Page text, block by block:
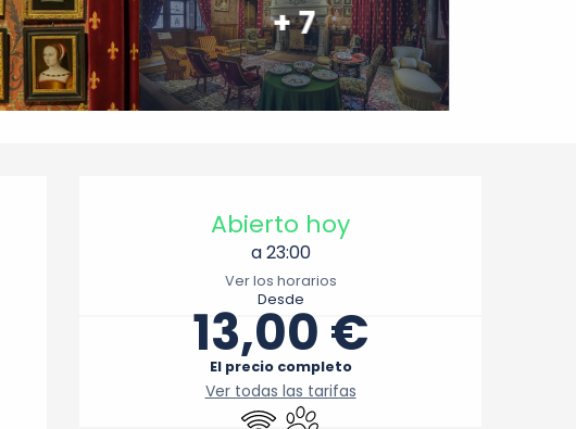
+ 7
Horarios y datos de
Abierto hoy
a 23:00
Ver los horarios
Desde
13,00 €
El precio completo
Ver todas las tarifas
Wifi Se aceptan animales